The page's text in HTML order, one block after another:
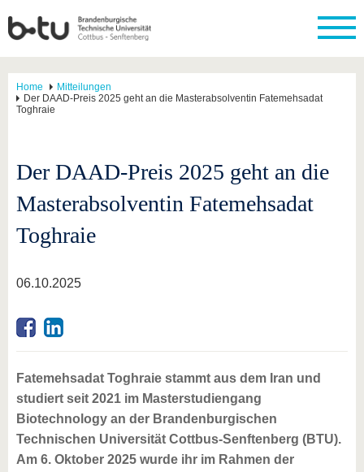
Home
Mitteilungen
Der DAAD-Preis 2025 geht an die Masterabsolventin Fatemehsadat
Toghraie
Der DAAD-Preis 2025 geht an die
Masterabsolventin Fatemehsadat
Toghraie
06.10.2025
Fatemehsadat Toghraie stammt aus dem Iran und
studiert seit 2021 im Masterstudiengang
Biotechnology an der Brandenburgischen
Technischen Universität Cottbus-Senftenberg (BTU).
Am 6. Oktober 2025 wurde ihr im Rahmen der